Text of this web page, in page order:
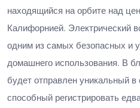
находящийся на орбите над
Калифорнией. Электрический
одним из самых безопасных и
домашнего использования. В
будет отправлен уникальный в
способный регистрировать